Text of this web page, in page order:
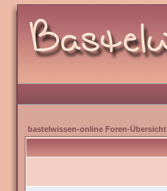
bastelwissen-online Foren-Übersicht